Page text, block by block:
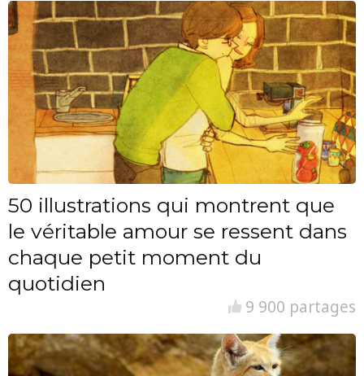
50 illustrations qui montrent que
le véritable amour se ressent dans
chaque petit moment du
quotidien
9 900 partages